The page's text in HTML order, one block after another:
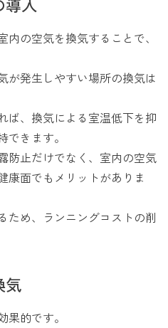
導入
の空気を換気することで、
が発生しやすい場所の換気は
ば、換気による室温低下を抑
きます。
防止だけでなく、室内の空気
康面でもメリットがありま
ため、ランニングコストの削
気
的です。